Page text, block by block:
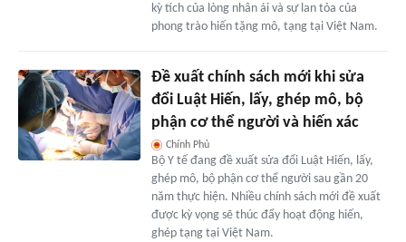
kỳ tích của lòng nhân ái và sự lan tỏa của
phong trào hiến tặng mô, tạng tại Việt Nam.
Đề xuất chính sách mới khi sửa
đổi Luật Hiến, lấy, ghép mô, bộ
phận cơ thể người và hiến xác
Chính Phủ
Bộ Y tế đang đề xuất sửa đổi Luật Hiến, lấy,
ghép mô, bộ phận cơ thể người sau gần 20
năm thực hiện. Nhiều chính sách mới đề xuất
được kỳ vọng sẽ thúc đẩy hoạt động hiến,
ghép tạng tại Việt Nam.